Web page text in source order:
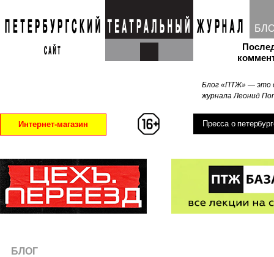
Блог «ПТЖ» — это
журнала Леонид
Интернет-магазин Пресса о
БЛОГ